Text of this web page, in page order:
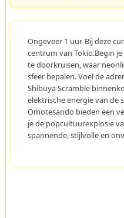
Ongeveer 1 uur. Bij deze
centrum van Tokio.Begin
te doorkruisen, waar
sfeer bepalen. Voel de
Shibuya Scramble
elektrische energie van de
Omotesando bieden een
je de popcultuurexplosie
spannende, stijlvolle en